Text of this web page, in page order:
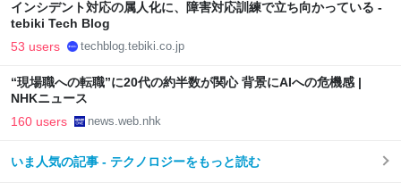
インシデント対応の属人化に、障害対応訓練で立ち向かっている -
tebiki Tech Blog
53 users techblog.tebiki.co.jp
“現場職への転職”に20代の約半数が関心 背景にAIへの危機感 |
NHKニュース
160 users news.web.nhk
いま人気の記事 - テクノロジーをもっと読む